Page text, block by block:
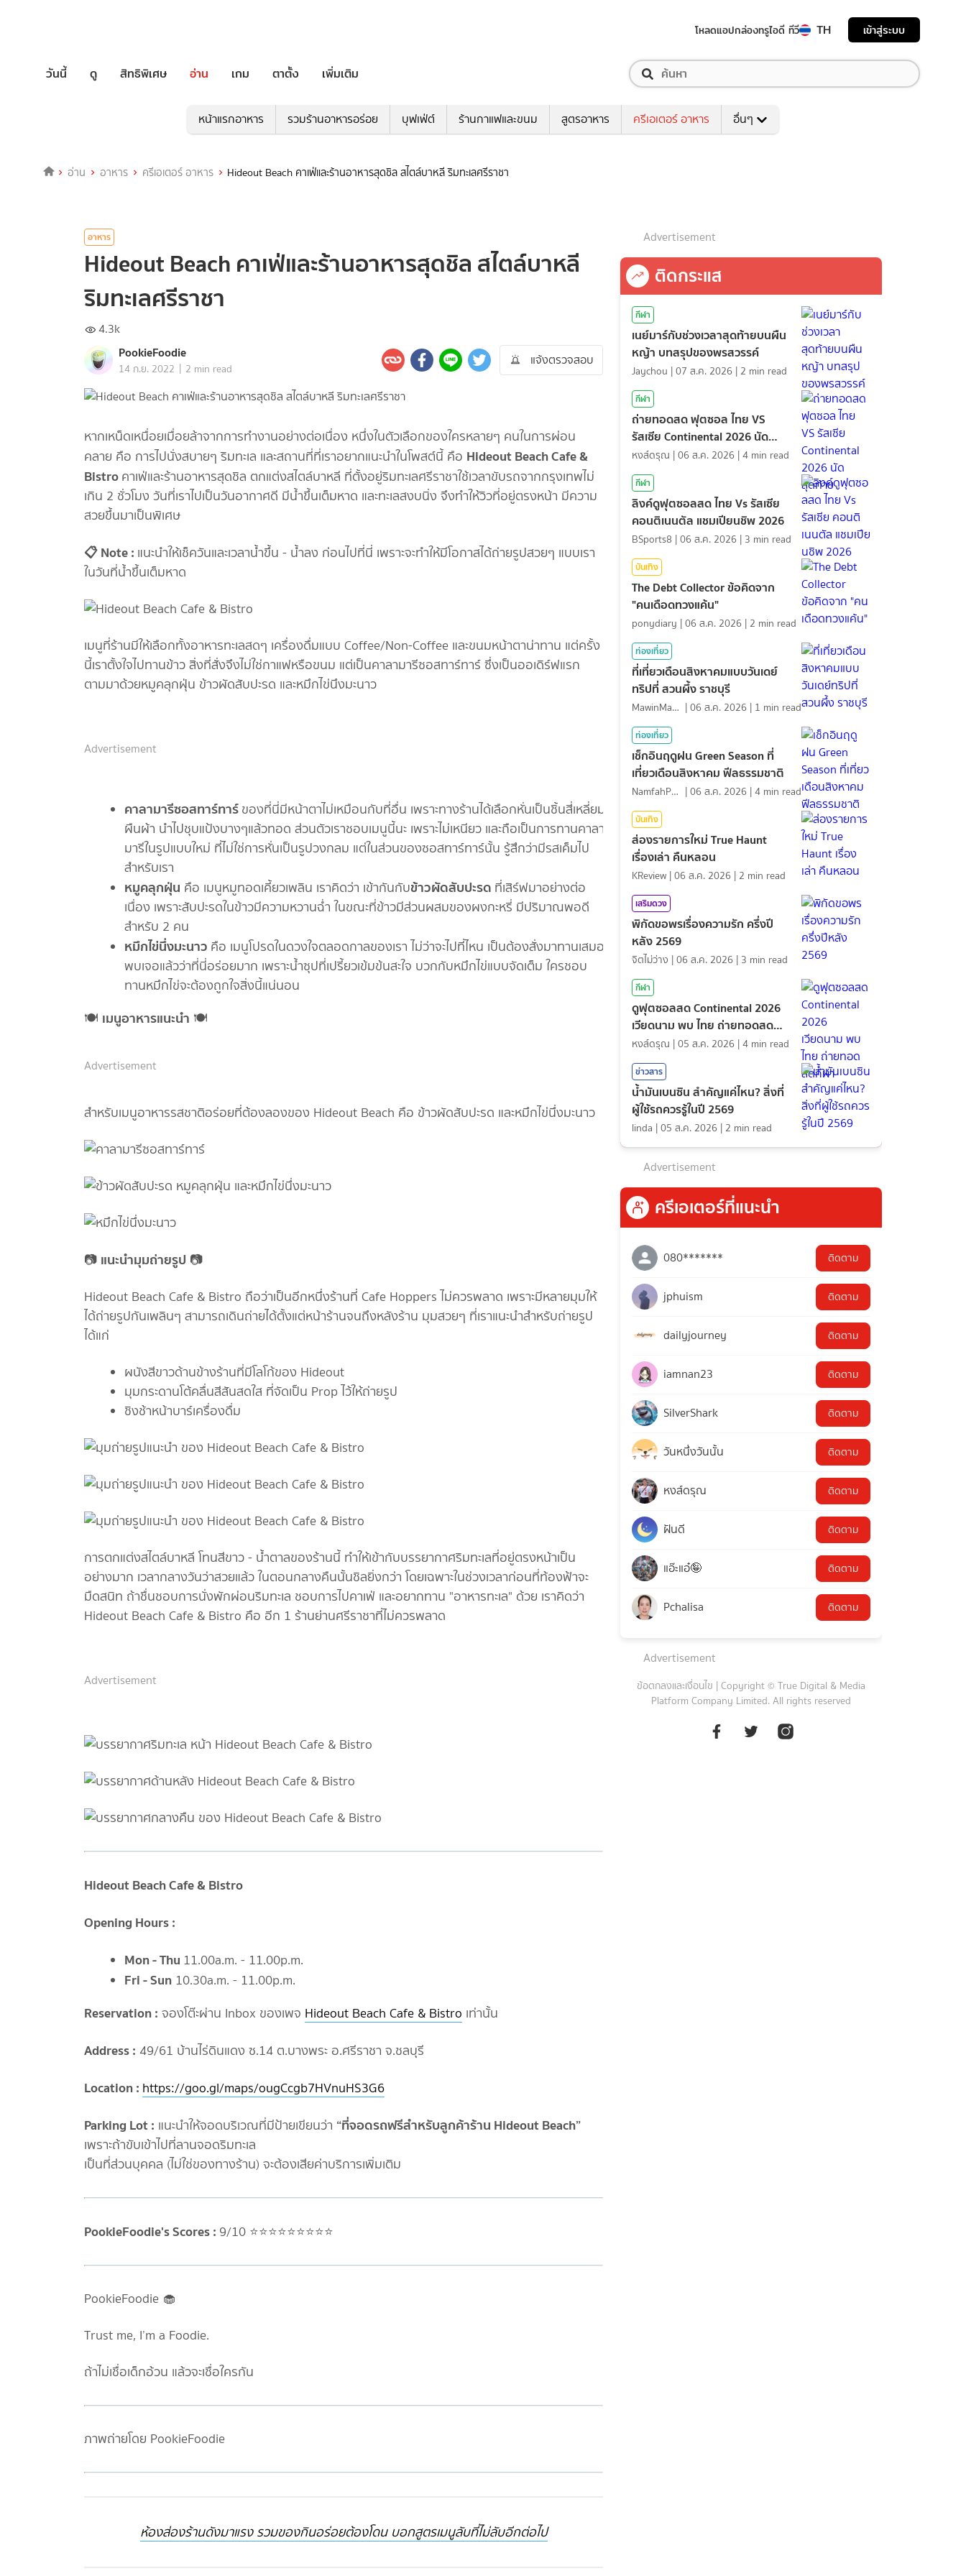
โหลดแอปกล่องทรูไอดี ทีวี TH เข้าสู่ระบบ
วันนี้ ดู สิทธิพิเศษ อ่าน เกม ตาตั้ง เพิ่มเติม
หน้าแรกอาหาร รวมร้านอาหารอร่อย บุฟเฟ่ต์ ร้านกาแฟและขนม สูตรอาหาร ครีเอเตอร์ อาหาร อื่นๆ
อ่าน อาหาร ครีเอเตอร์ อาหาร Hideout Beach คาเฟ่และร้านอาหารสุดชิล สไตล์บาหลี ริมทะเลศรีราชา
อาหาร
Hideout Beach คาเฟ่และร้านอาหารสุดชิล สไตล์บาหลี
ริมทะเลศรีราชา
4.3k
PookieFoodie
14 ก.ย. 2022 | 2 min read
แจ้งตรวจสอบ
หากเหน็ดเหนื่อยเมื่อยล้าจากการทำงานอย่างต่อเนื่อง หนึ่งในตัวเลือกของใครหลายๆ คนในการผ่อน
คลาย คือ การไปนั่งสบายๆ ริมทะเล และสถานที่ที่เราอยากแนะนำในโพสต์นี้ คือ Hideout Beach Cafe &
Bistroคาเฟ่และร้านอาหารสุดชิล ตกแต่งสไตล์บาหลี ที่ตั้งอยู่ริมทะเลศรีราชาใช้เวลาขับรถจากกรุงเทพไม่
เกิน 2 ชั่วโมง วันที่เราไปเป็นวันอากาศดี มีน้ำขึ้นเต็มหาด และทะเลสงบนิ่ง จึงทำให้วิวที่อยู่ตรงหน้า มีความ
สวยขึ้นมาเป็นพิเศษ
📋 Note : แนะนำให้เช็ควันและเวลาน้ำขึ้น - น้ำลง ก่อนไปที่นี่ เพราะจะทำให้มีโอกาสได้ถ่ายรูปสวยๆ แบบเรา
ในวันที่น้ำขึ้นเต็มหาด
เมนูที่ร้านมีให้เลือกทั้งอาหารทะเลสดๆ เครื่องดื่มแบบ Coffee/Non-Coffee และขนมหน้าตาน่าทาน แต่ครั้ง
นี้เราตั้งใจไปทานข้าว สิ่งที่สั่งจึงไม่ใช่กาแฟหรือขนม แต่เป็นคาลามารีซอสทาร์ทาร์ ซึ่งเป็นออเดิร์ฟแรก
ตามมาด้วยหมูคลุกฝุ่น ข้าวผัดสับปะรด และหมึกไข่นึงมะนาว
Advertisement
คาลามารีซอสทาร์ทาร์ของที่นี่มีหน้าตาไม่เหมือนกับที่อื่น เพราะทางร้านได้เลือกหั่นเป็นชิ้นสี่เหลี่ยม
ผืนผ้า นำไปชุบแป้งบางๆแล้วทอด ส่วนตัวเราชอบเมนูนี้นะ เพราะไม่เหนียว และถือเป็นการทานคาลา
มารีในรูปแบบใหม่ ที่ไม่ใช่การหั่นเป็นรูปวงกลม แต่ในส่วนของซอสทาร์ทาร์นั้น รู้สึกว่ามีรสเค็มไป
สำหรับเรา
หมูคลุกฝุ่น คือ เมนูหมูทอดเคี้ยวเพลิน เราคิดว่า เข้ากันกับข้าวผัดสับปะรด ที่เสิร์ฟมาอย่างต่อ
เนื่อง เพราะสับปะรดในข้าวมีความหวานฉ่ำ ในขณะที่ข้าวมีส่วนผสมของผงกะหรี่ มีปริมาณพอดี
สำหรับ 2 คน
หมึกไข่นึ่งมะนาว คือ เมนูโปรดในดวงใจตลอดกาลของเรา ไม่ว่าจะไปที่ไหน เป็นต้องสั่งมาทานเสมอ
พบเจอแล้วว่าที่นี่อร่อยมาก เพราะน้ำซุปที่เปรี้ยวเข้มข้นสะใจ บวกกับหมึกไข่แบบจัดเต็ม ใครชอบ
ทานหมึกไข่จะต้องถูกใจสิ่งนี้แน่นอน
🍽 เมนูอาหารแนะนำ 🍽
Advertisement
สำหรับเมนูอาหารรสชาติอร่อยที่ต้องลองของ Hideout Beach คือ ข้าวผัดสับปะรด และหมึกไข่นึ่งมะนาว
📷 แนะนำมุมถ่ายรูป 📷
Hideout Beach Cafe & Bistro ถือว่าเป็นอีกหนึ่งร้านที่ Cafe Hoppers ไม่ควรพลาด เพราะมีหลายมุมให้
ได้ถ่ายรูปกันเพลินๆ สามารถเดินถ่ายได้ตั้งแต่หน้าร้านจนถึงหลังร้าน มุมสวยๆ ที่เราแนะนำสำหรับถ่ายรูป
ได้แก่
ผนังสีขาวด้านข้างร้านที่มีโลโก้ของ Hideout
มุมกระดานโต้คลื่นสีสันสดใส ที่จัดเป็น Prop ไว้ให้ถ่ายรูป
ชิงช้าหน้าบาร์เครื่องดื่ม
การตกแต่งสไตล์บาหลี โทนสีขาว - น้ำตาลของร้านนี้ ทำให้เข้ากับบรรยากาศริมทะเลที่อยู่ตรงหน้าเป็น
อย่างมาก เวลากลางวันว่าสวยแล้ว ในตอนกลางคืนนั้นชิลยิ่งกว่า โดยเฉพาะในช่วงเวลาก่อนที่ท้องฟ้าจะ
มืดสนิท ถ้าชื่นชอบการนั่งพักผ่อนริมทะเล ชอบการไปคาเฟ่ และอยากทาน "อาหารทะเล" ด้วย เราคิดว่า
Hideout Beach Cafe & Bistro คือ อีก 1 ร้านย่านศรีราชาที่ไม่ควรพลาด
Advertisement
Hideout Beach Cafe & Bistro
Opening Hours :
Mon - Thu 11.00a.m. - 11.00p.m.
Fri - Sun 10.30a.m. - 11.00p.m.
Reservation : จองโต๊ะผ่าน Inbox ของเพจ Hideout Beach Cafe & Bistro เท่านั้น
Address : 49/61 บ้านไร่ดินแดง ซ.14 ต.บางพระ อ.ศรีราชา จ.ชลบุรี
Location : https://goo.gl/maps/ougCcgb7HVnuHS3G6
Parking Lot : แนะนำให้จอดบริเวณที่มีป้ายเขียนว่า “ที่จอดรถฟรีสำหรับลูกค้าร้าน Hideout Beach”
เพราะถ้าขับเข้าไปที่ลานจอดริมทะเล
เป็นที่ส่วนบุคคล (ไม่ใช่ของทางร้าน) จะต้องเสียค่าบริการเพิ่มเติม
PookieFoodie's Scores : 9/10 ⭐️⭐️⭐️⭐️⭐️⭐️⭐️⭐️⭐️
PookieFoodie 🧁
Trust me, I’m a Foodie.
ถ้าไม่เชื่อเด็กอ้วน แล้วจะเชื่อใครกัน
ภาพถ่ายโดย PookieFoodie
ห้องส่องร้านดังมาแรง รวมของกินอร่อยต้องโดน บอกสูตรเมนูลับที่ไม่ลับอีกต่อไป
Advertisement
ติดกระแส
กีฬา
เนย์มาร์กับช่วงเวลาสุดท้ายบนผืน
หญ้า บทสรุปของพรสวรรค์
Jaychou |07 ส.ค. 2026 | 2 min read
กีฬา
ถ่ายทอดสด ฟุตซอล ไทย VS
รัสเซีย Continental 2026 นัด
สุดท้าย
หงส์ดรุณ |06 ส.ค. 2026 |4 min read
กีฬา
ลิงค์ดูฟุตซอลสด ไทย Vs รัสเซีย
คอนติเนนตัล แชมเปียนชิพ 2026
BSports8 |06 ส.ค. 2026 | 3 min read
บันเทิง
The Debt Collector ข้อคิดจาก
"คนเดือดทวงแค้น"
ponydiary |06 ส.ค. 2026 | 2 min read
ท่องเที่ยว
ที่เที่ยวเดือนสิงหาคมแบบวันเดย์
ทริปที่ สวนผึ้ง ราชบุรี
MawinMatravel |06 ส.ค. 2026 | 1 min read
ท่องเที่ยว
เช็กอินฤดูฝน Green Season ที่
เที่ยวเดือนสิงหาคม ฟีลธรรมชาติ
NamfahPhupha |06 ส.ค. 2026 |4 min read
บันเทิง
ส่องรายการใหม่ True Haunt
เรื่องเล่า คืนหลอน
KReview |06 ส.ค. 2026 | 2 min read
เสริมดวง
พิกัดขอพรเรื่องความรัก ครึ่งปี
หลัง 2569
จิตไม่ว่าง |06 ส.ค. 2026 | 3 min read
กีฬา
ดูฟุตซอลสด Continental 2026
เวียดนาม พบ ไทย ถ่ายทอดสด
กีฬา
หงส์ดรุณ |05 ส.ค. 2026 |4 min read
ข่าวสาร
น้ำมันเบนซิน สำคัญแค่ไหน? สิ่งที่
ผู้ใช้รถควรรู้ในปี 2569
linda |05 ส.ค. 2026 | 2 min read
Advertisement
ครีเอเตอร์ที่แนะนำ
080******* ติดตาม
jphuism ติดตาม
dailyjourney ติดตาม
iamnan23 ติดตาม
SilverShark ติดตาม
วันหนึ่งวันนั้น ติดตาม
หงส์ดรุณ ติดตาม
ฝันดี ติดตาม
แอ๊ะแอ๋🤪 ติดตาม
Pchalisa ติดตาม
Advertisement
ข้อตกลงและเงื่อนไข | Copyright © True Digital & Media
Platform Company Limited. All rights reserved